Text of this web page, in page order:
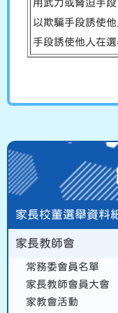
用武力或脅迫手
以欺騙手段誘使
手段誘使他人在
家長校董選舉資料
家長教師會
常務委會員名單
家長教師會員大會
家教會活動